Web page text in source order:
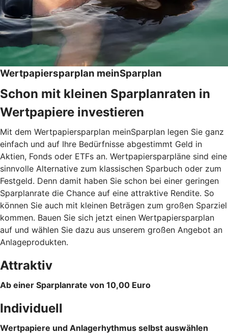
Wertpapiersparplan meinSparplan
Schon mit kleinen Sparplanraten in
Wertpapiere investieren
Mit dem Wertpapiersparplan meinSparplan legen Sie ganz
einfach und auf Ihre Bedürfnisse abgestimmt Geld in
Aktien, Fonds oder ETFs an. Wertpapiersparpläne sind eine
sinnvolle Alternative zum klassischen Sparbuch oder zum
Festgeld. Denn damit haben Sie schon bei einer geringen
Sparplanrate die Chance auf eine attraktive Rendite. So
können Sie auch mit kleinen Beträgen zum großen Sparziel
kommen. Bauen Sie sich jetzt einen Wertpapiersparplan
auf und wählen Sie dazu aus unserem großen Angebot an
Anlageprodukten.
Attraktiv
Ab einer Sparplanrate von 10,00 Euro
Individuell
Wertpapiere und Anlagerhythmus selbst auswählen